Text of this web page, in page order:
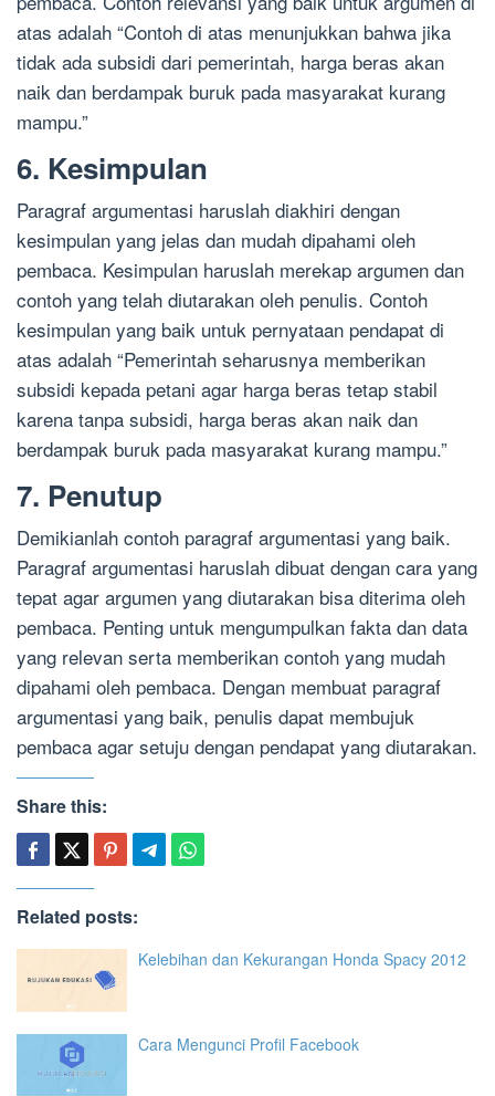
atas adalah “Contoh di atas menunjukkan bahwa jika
tidak ada subsidi dari pemerintah, harga beras akan
naik dan berdampak buruk pada masyarakat kurang
mampu.”
6. Kesimpulan
Paragraf argumentasi haruslah diakhiri dengan
kesimpulan yang jelas dan mudah dipahami oleh
pembaca. Kesimpulan haruslah merekap argumen dan
contoh yang telah diutarakan oleh penulis. Contoh
kesimpulan yang baik untuk pernyataan pendapat di
atas adalah “Pemerintah seharusnya memberikan
subsidi kepada petani agar harga beras tetap stabil
karena tanpa subsidi, harga beras akan naik dan
berdampak buruk pada masyarakat kurang mampu.”
7. Penutup
Demikianlah contoh paragraf argumentasi yang baik.
Paragraf argumentasi haruslah dibuat dengan cara yang
tepat agar argumen yang diutarakan bisa diterima oleh
pembaca. Penting untuk mengumpulkan fakta dan data
yang relevan serta memberikan contoh yang mudah
dipahami oleh pembaca. Dengan membuat paragraf
argumentasi yang baik, penulis dapat membujuk
pembaca agar setuju dengan pendapat yang diutarakan.
Share this:
Related posts:
Kelebihan dan Kekurangan Honda Spacy 2012
Cara Mengunci Profil Facebook